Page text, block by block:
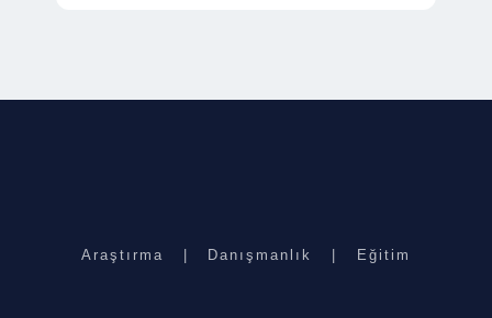
Araştırma | Danışmanlık | Eğitim